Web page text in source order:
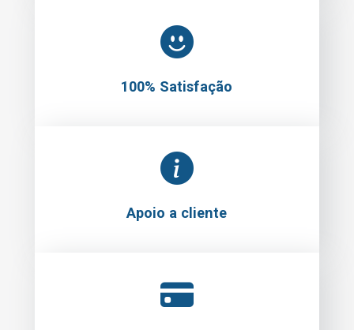
100% Satisfação
Apoio a cliente